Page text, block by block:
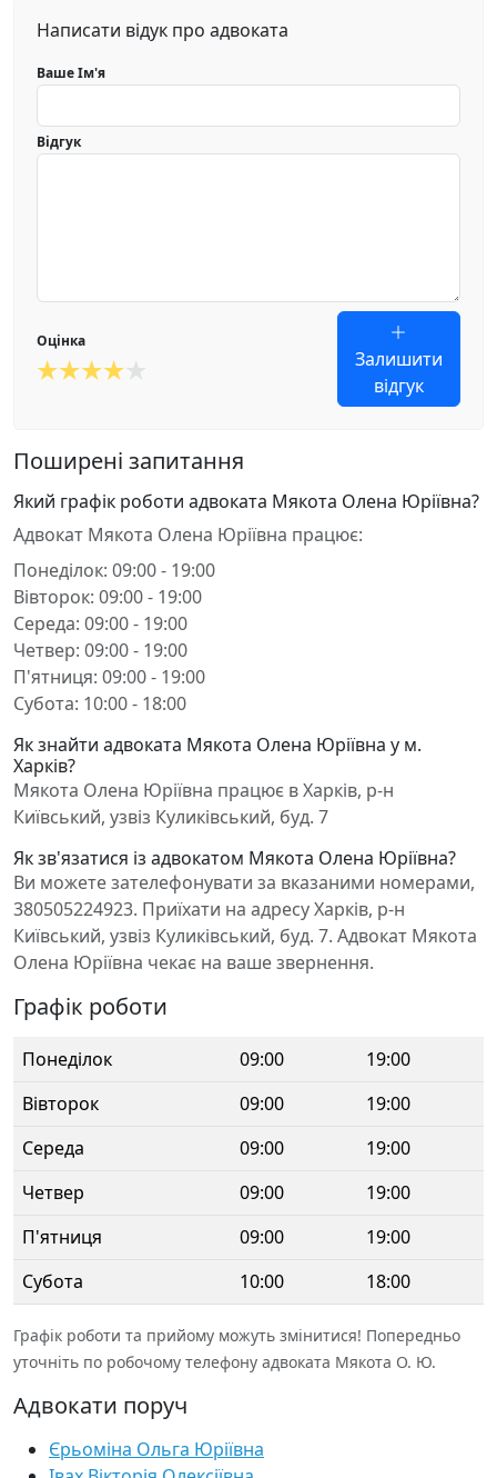
Написати відук про адвоката
Ваше Ім'я
Відгук
Оцінка
Залишити
відгук
Поширені запитання
Який графік роботи адвоката Мякота Олена Юріївна?
Адвокат Мякота Олена Юріївна працює:
Понеділок: 09:00 - 19:00
Вівторок: 09:00 - 19:00
Середа: 09:00 - 19:00
Четвер: 09:00 - 19:00
П'ятниця: 09:00 - 19:00
Субота: 10:00 - 18:00
Як знайти адвоката Мякота Олена Юріївна у м.
Харків?
Мякота Олена Юріївна працює в Харків, р-н
Київський, узвіз Куликівський, буд. 7
Як зв'язатися із адвокатом Мякота Олена Юріївна?
Ви можете зателефонувати за вказаними номерами,
380505224923. Приїхати на адресу Харків, р-н
Київський, узвіз Куликівський, буд. 7. Адвокат Мякота
Олена Юріївна чекає на ваше звернення.
Графік роботи
Понеділок 09:00
19:00
Вівторок
09:00
19:00
Середа
09:00
19:00
Четвер
09:00
19:00
П'ятниця
09:00
19:00
Субота
10:00 18:00
Графік роботи та прийому можуть змінитися! Попередньо
уточніть по робочому телефону адвоката Мякота О. Ю.
Адвокати поруч
Єрьоміна Ольга Юріївна